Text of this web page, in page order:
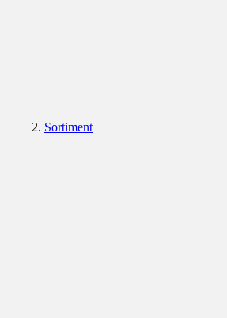
Sortiment